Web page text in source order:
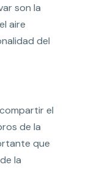
son la
aire
del
el
de la
que
la